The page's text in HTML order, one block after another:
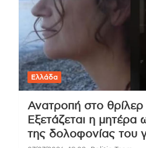
Ελλάδα
Ανατροπή στο θρίλερ
Εξετάζεται η
της δολοφονίας του